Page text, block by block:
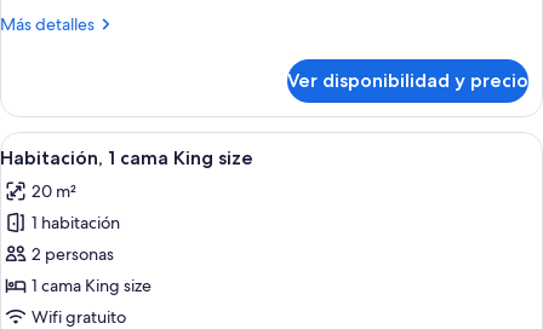
King
Más detalles
Más
1
cama
King
Ver disponibilidad y precio
Ver
todas
las
fotos
de
Habitación,
1
Un dormitorio con cama, una silla,
9
Habitación, 1 cama King size
20 m²
1 habitación
2 personas
1 cama King size
Wifi gratuito